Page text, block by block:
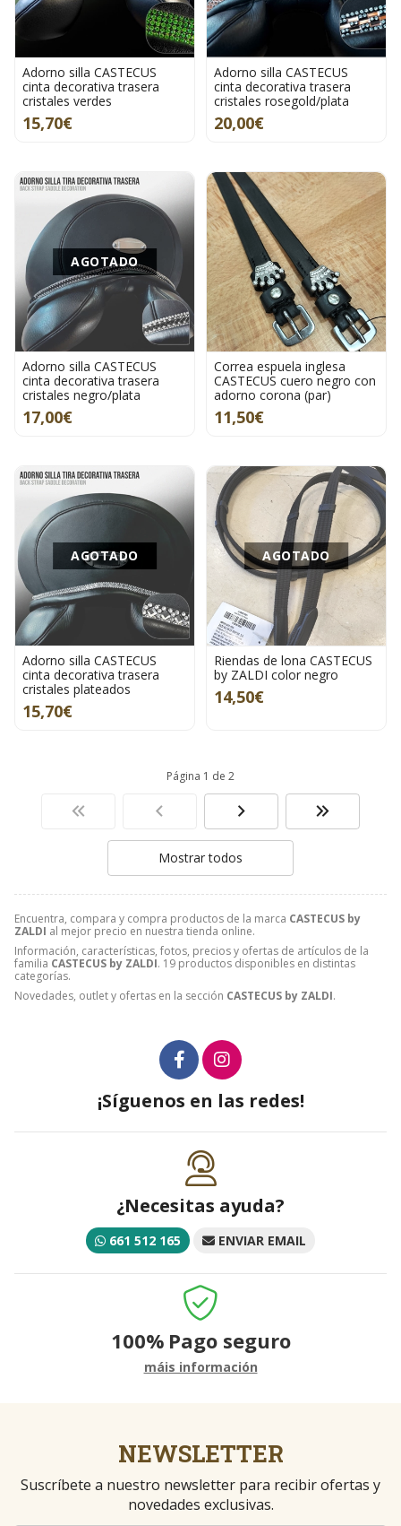
Encuentra, compara y compra productos de la marca CASTECUS by
ZALDI al mejor precio en nuestra tienda online.
Información, características, fotos, precios y ofertas de artículos de la
familia CASTECUS by ZALDI. 19 productos disponibles en distintas
categorías.
Novedades, outlet y ofertas en la sección CASTECUS by ZALDI.
Adorno silla CASTECUS
cinta decorativa trasera
cristales verdes
15,70€
Adorno silla CASTECUS
cinta decorativa trasera
cristales rosegold/plata
20,00€
AGOTADO
Adorno silla CASTECUS
cinta decorativa trasera
cristales negro/plata
17,00€
Correa espuela inglesa
CASTECUS cuero negro con
adorno corona (par)
11,50€
AGOTADO
Adorno silla CASTECUS
cinta decorativa trasera
cristales plateados
15,70€
AGOTADO
Riendas de lona CASTECUS
by ZALDI color negro
14,50€
Página 1 de 2
Mostrar todos
¡Síguenos en las redes!
¿Necesitas ayuda?
661 512 165 ENVIAR EMAIL
100% Pago seguro
máis información
NEWSLETTER
Suscríbete a nuestro newsletter para recibir ofertas y
novedades exclusivas.